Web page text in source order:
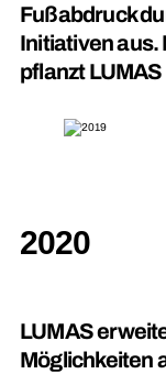
Fußabdruck
Initiativen aus.
pflanzt
2020
LUMAS
Möglichkeiten